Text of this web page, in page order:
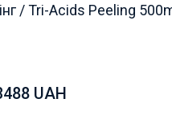
/ Tri-Acids Peeling
UAH